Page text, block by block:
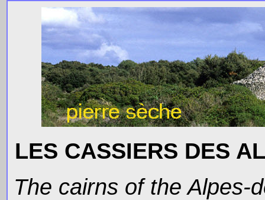
LES CASSIERS DES
The cairns of the Alpes-